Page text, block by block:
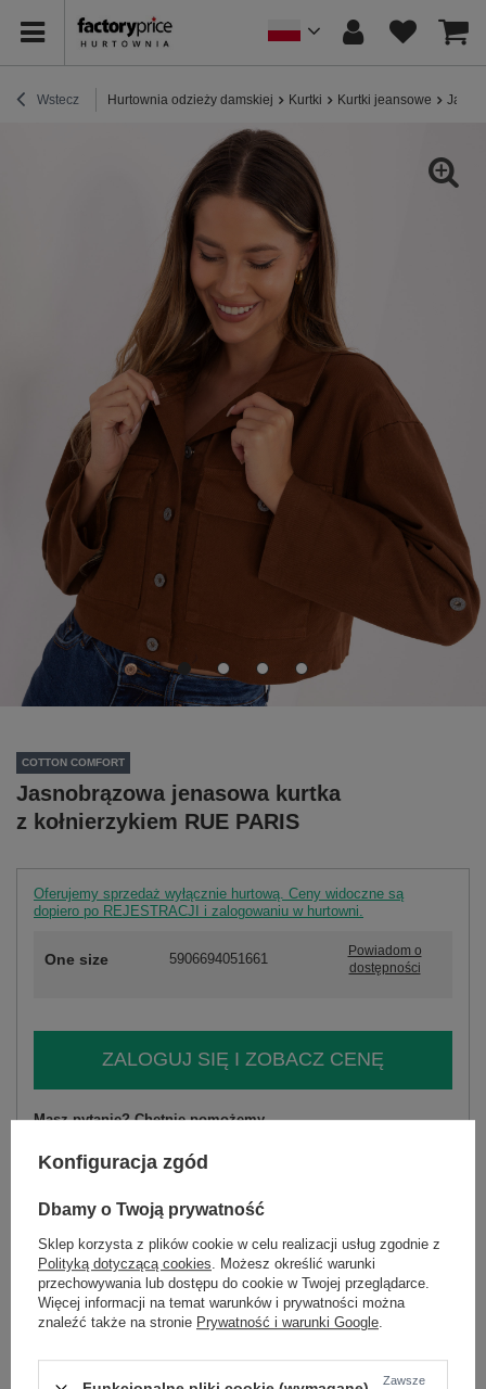
Wstecz Hurtownia odzieży damskiej Kurtki Kurtki jeansowe
COTTON COMFORT
Jasnobrązowa jenasowa kurtka
z kołnierzykiem RUE PARIS
Oferujemy sprzedaż wyłącznie hurtową. Ceny widoczne są
dopiero po REJESTRACJI i zalogowaniu w hurtowni.
One size 5906694051661
Powiadom o
dostępności
ZALOGUJ SIĘ I ZOBACZ CENĘ
Masz pytanie? Chętnie pomożemy.
skład materiału : 97% bawełna, 3% elastan
sposób prania : pranie w pralce w 30°C
Kod produktu
IT-KR-FL7029.72
Marka
RUE PARIS
styl
casual
gładki
Konfiguracja zgód
Dbamy o Twoją prywatność
Sklep korzysta z plików cookie w celu realizacji usług zgodnie z
Polityką dotyczącą cookies . Możesz określić warunki
przechowywania lub dostępu do cookie w Twojej przeglądarce.
Więcej informacji na temat warunków i prywatności można
znaleźć także na stronie Prywatność i warunki Google
Zawsze